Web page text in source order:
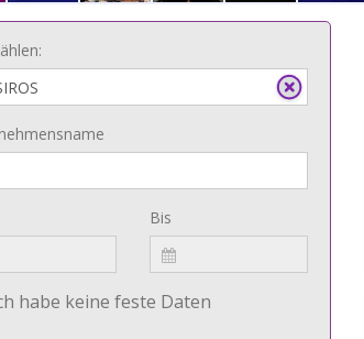
Bis
habe keine feste Daten